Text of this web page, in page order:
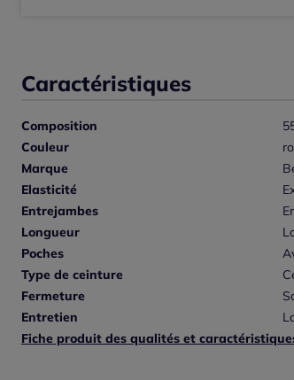
Caractéristiques
Composition
Couleur
Marque
Elasticité
Entrejambes
Longueur
Poches
Type de ceinture
Fermeture
Entretien
Fiche produit des qualités et